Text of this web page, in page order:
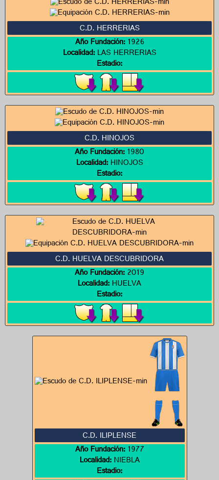
C.D. HERRERIAS
Año Fundación:1926
Localidad:LAS HERRERIAS
Estadio:
C.D. HINOJOS
Año Fundación:1980
Localidad:HINOJOS
Estadio:
C.D. HUELVA DESCUBRIDORA
Año Fundación:2019
Localidad:HUELVA
Estadio:
C.D. ILIPLENSE
Año Fundación:1977
Localidad:NIEBLA
Estadio: